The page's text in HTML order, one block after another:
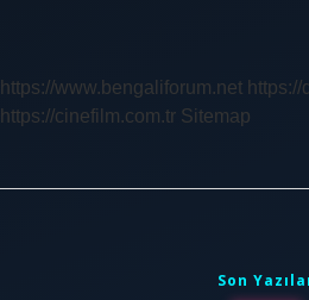
https://www.bengaliforum.net
https://cinefilm.com.tr Sitemap
Son